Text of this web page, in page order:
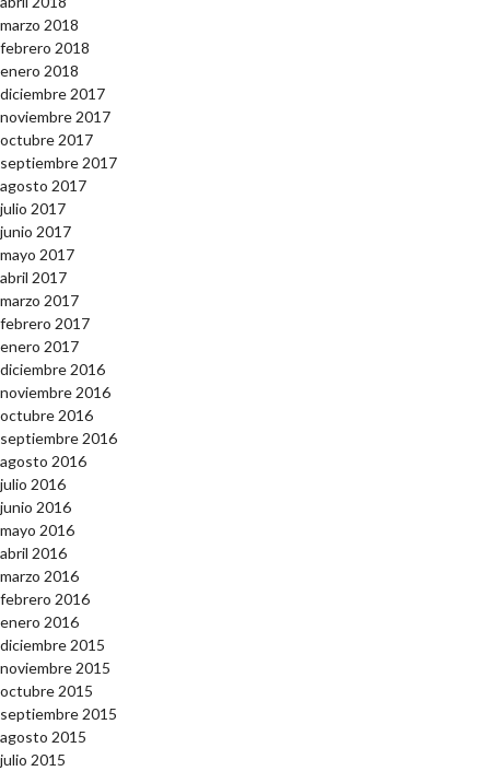
marzo 2018
febrero 2018
enero 2018
diciembre 2017
noviembre 2017
octubre 2017
septiembre 2017
agosto 2017
julio 2017
junio 2017
mayo 2017
abril 2017
marzo 2017
febrero 2017
enero 2017
diciembre 2016
noviembre 2016
octubre 2016
septiembre 2016
agosto 2016
julio 2016
junio 2016
mayo 2016
abril 2016
marzo 2016
febrero 2016
enero 2016
diciembre 2015
noviembre 2015
octubre 2015
septiembre 2015
agosto 2015
julio 2015